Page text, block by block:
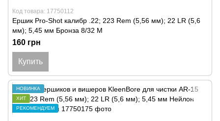
Код товара: 17750112
Ершик Pro-Shot калибр .22; 223 Rem (5,56 мм); 22 LR (5,6
мм); 5,45 мм Бронза 8/32 M
160 грн
Купить
НОВИНКА
ХИТ
РЕКОМЕНДУЕМ